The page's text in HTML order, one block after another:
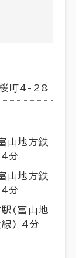
桜町4-28
山地方鉄
分
山地方鉄
分
駅(富山地
線) 4分